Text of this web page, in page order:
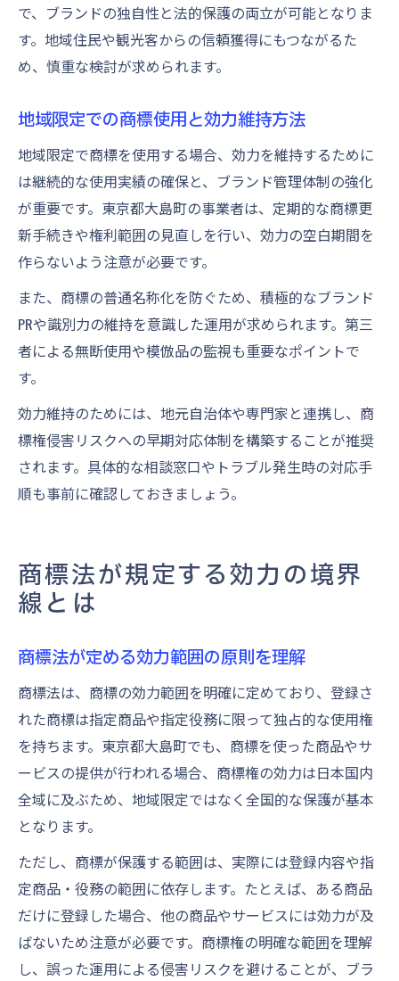
で、ブランドの独自性と法的保護の両立が可能となりま
す。地域住民や観光客からの信頼獲得にもつながるた
め、慎重な検討が求められます。
地域限定での商標使用と効力維持方法
地域限定で商標を使用する場合、効力を維持するために
は継続的な使用実績の確保と、ブランド管理体制の強化
が重要です。東京都大島町の事業者は、定期的な商標更
新手続きや権利範囲の見直しを行い、効力の空白期間を
作らないよう注意が必要です。
また、商標の普通名称化を防ぐため、積極的なブランド
PRや識別力の維持を意識した運用が求められます。第三
者による無断使用や模倣品の監視も重要なポイントで
す。
効力維持のためには、地元自治体や専門家と連携し、商
標権侵害リスクへの早期対応体制を構築することが推奨
されます。具体的な相談窓口やトラブル発生時の対応手
順も事前に確認しておきましょう。
商標法が規定する効力の境界
線とは
商標法が定める効力範囲の原則を理解
商標法は、商標の効力範囲を明確に定めており、登録さ
れた商標は指定商品や指定役務に限って独占的な使用権
を持ちます。東京都大島町でも、商標を使った商品やサ
ービスの提供が行われる場合、商標権の効力は日本国内
全域に及ぶため、地域限定ではなく全国的な保護が基本
となります。
ただし、商標が保護する範囲は、実際には登録内容や指
定商品・役務の範囲に依存します。たとえば、ある商品
だけに登録した場合、他の商品やサービスには効力が及
ばないため注意が必要です。商標権の明確な範囲を理解
し、誤った運用による侵害リスクを避けることが、ブラ